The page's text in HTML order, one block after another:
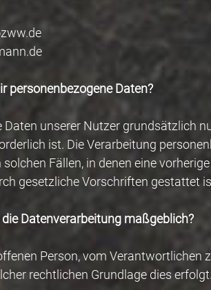
personenbezogene Daten?
unserer Nutzer grundsätzlich
ist. Die Verarbeitung
Fällen, in denen eine
gesetzliche Vorschriften gestattet
Datenverarbeitung maßgeblich?
Person, vom
rechtlichen Grundlage dies erfolgt.